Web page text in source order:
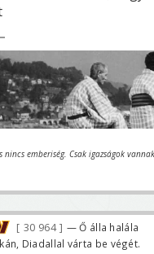
nincs emberiség. Csak igazságok
30 964
— Ő álla halála
Diadallal várta be végét.